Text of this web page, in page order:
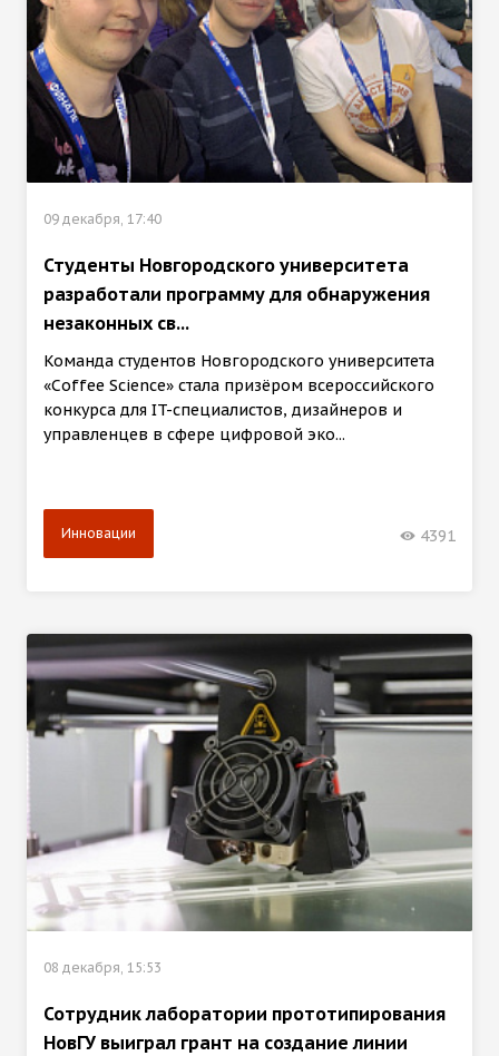
09 декабря, 17:40
Студенты Новгородского университета
разработали программу для обнаружения
незаконных св...
Команда студентов Новгородского университета
«Coffee Science» стала призёром всероссийского
конкурса для IT-специалистов, дизайнеров и
управленцев в сфере цифровой эко...
Инновации 4391
08 декабря, 15:53
Сотрудник лаборатории прототипирования
НовГУ выиграл грант на создание линии